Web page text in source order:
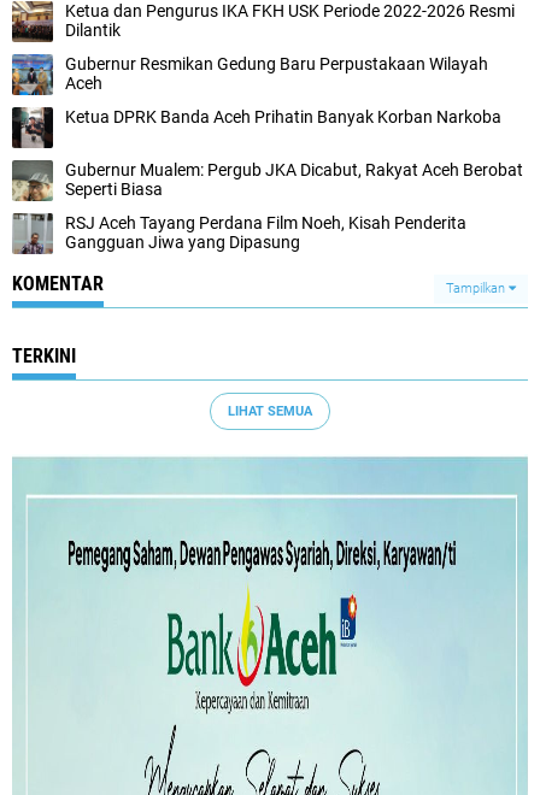
Ketua dan Pengurus IKA FKH USK Periode 2022-2026 Resmi
Dilantik
Gubernur Resmikan Gedung Baru Perpustakaan Wilayah
Aceh
Ketua DPRK Banda Aceh Prihatin Banyak Korban Narkoba
Gubernur Mualem: Pergub JKA Dicabut, Rakyat Aceh Berobat
Seperti Biasa
RSJ Aceh Tayang Perdana Film Noeh, Kisah Penderita
Gangguan Jiwa yang Dipasung
KOMENTAR Tampilkan
TERKINI
LIHAT SEMUA